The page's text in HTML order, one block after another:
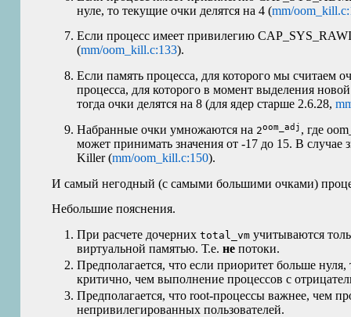
нуле, то текущие очки делятся на 4 (mm/
Если процесс имеет привилегию
(mm/oom_kill.c:133).
Если память процесса, для которого мы считаем
процесса, для которого в момент выделения
тогда очки делятся на 8 (для ядер старше 2.6.28,
Набранные очки умножаются на 2oom_adj , где
может принимать значения от -17 до 15. В случае
Killer (mm/oom_kill.c:150).
И самый негодный (с самыми большими очками)
Небольшие пояснения.
При расчете дочернихtotal_vm учитываются
виртуальной памятью. Т.е.не потоки.
Предполагается, что если приоритет больше
критично, чем выполнение процессов с
Предполагается, что root-процессы важнее, чем
непривилегированных пользователей.